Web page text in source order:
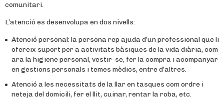
comunitari.
L’atenció es desenvolupa en dos nivells:
Atenció personal: la persona rep ajuda d’un professional que li
ofereix suport per a activitats bàsiques de la vida diària, com
ara la higiene personal, vestir-se, fer la compra i acompanyar
en gestions personals i temes mèdics, entre d’altres.
Atenció a les necessitats de la llar en tasques com ordre i
neteja del domicili, fer el llit, cuinar, rentar la roba, etc.